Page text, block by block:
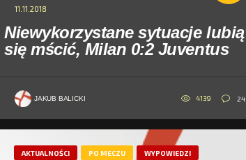
11.11.2018
Niewykorzystane sytuacje lubią
się mścić, Milan 0:2 Juventus
JAKUB BALICKI 4139 24
AKTUALNOŚCI PO MECZU WYPOWIEDZI